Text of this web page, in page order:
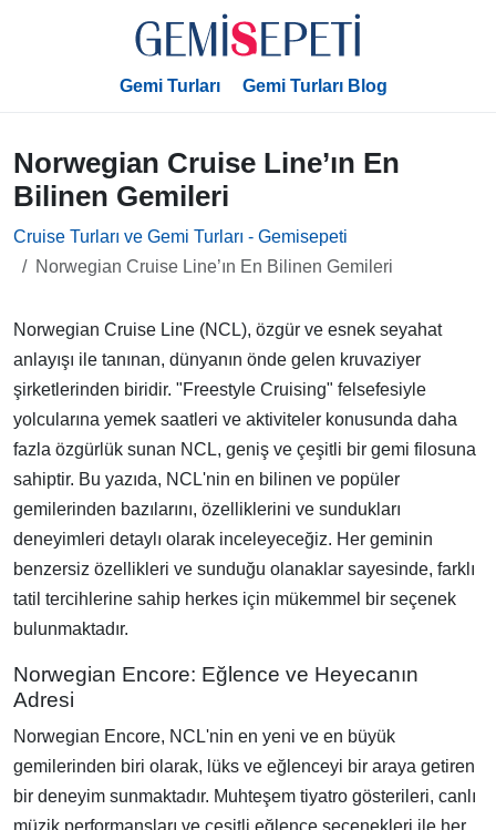
Gemi Turları Gemi Turları Blog
Norwegian Cruise Line’ın En
Bilinen Gemileri
Cruise Turları ve Gemi Turları - Gemisepeti
Norwegian Cruise Line’ın En Bilinen Gemileri
Norwegian Cruise Line (NCL), özgür ve esnek seyahat
anlayışı ile tanınan, dünyanın önde gelen kruvaziyer
şirketlerinden biridir. "Freestyle Cruising" felsefesiyle
yolcularına yemek saatleri ve aktiviteler konusunda daha
fazla özgürlük sunan NCL, geniş ve çeşitli bir gemi filosuna
sahiptir. Bu yazıda, NCL'nin en bilinen ve popüler
gemilerinden bazılarını, özelliklerini ve sundukları
deneyimleri detaylı olarak inceleyeceğiz. Her geminin
benzersiz özellikleri ve sunduğu olanaklar sayesinde, farklı
tatil tercihlerine sahip herkes için mükemmel bir seçenek
bulunmaktadır.
Norwegian Encore: Eğlence ve Heyecanın
Adresi
Norwegian Encore, NCL'nin en yeni ve en büyük
gemilerinden biri olarak, lüks ve eğlenceyi bir araya getiren
bir deneyim sunmaktadır. Muhteşem tiyatro gösterileri, canlı
müzik performansları ve çeşitli eğlence seçenekleri ile her